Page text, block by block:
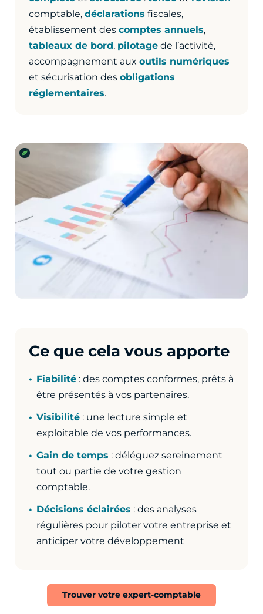
comptable, déclarations fiscales,
établissement des comptes annuels,
tableaux de bord, pilotage de l’activité,
accompagnement aux outils numériques
et sécurisation des obligations
réglementaires.
Ce que cela vous apporte
Fiabilité: des comptes conformes, prêts à
être présentés à vos partenaires.
Visibilité: une lecture simple et
exploitable de vos performances.
Gain de temps : déléguez sereinement
tout ou partie de votre gestion
comptable.
Décisions éclairées : des analyses
régulières pour piloter votre entreprise et
anticiper votre développement
Trouver votre expert-comptable